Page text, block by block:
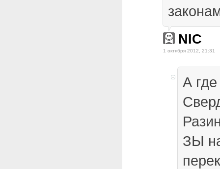
NIC
1 октября 2012, 21:31
А
ЗЫ